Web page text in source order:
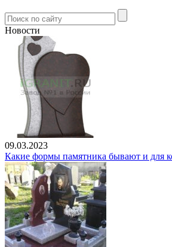
Новости
09.03.2023
Какие формы памятника бывают и для